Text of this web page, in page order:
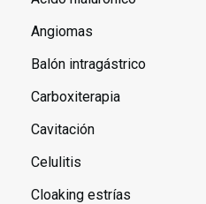
Angiomas
Balón intragástrico
Carboxiterapia
Cavitación
Celulitis
Cloaking estrías